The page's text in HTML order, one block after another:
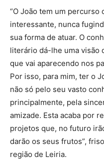
“O João tem um
interessante, nunca
sua forma de atuar. O
literário dá-lhe uma visão
que vai aparecendo nos
Por isso, para mim, ter o
não só pelo seu vasto
principalmente, pela
amizade. Esta acaba por
projetos que, no futuro
darão os seus frutos”,
região de Leiria.